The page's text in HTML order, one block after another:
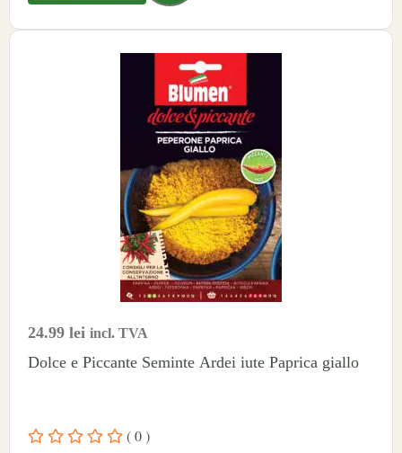
24.99 lei incl. TVA
Dolce e Piccante Seminte Ardei iute Paprica giallo
( 0 )